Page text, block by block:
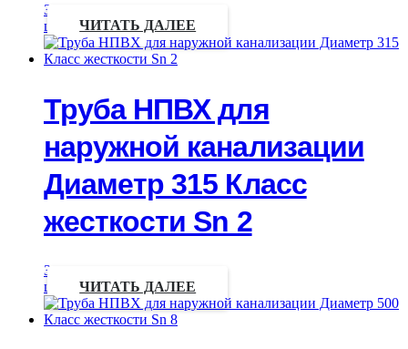
Запрос
цены
ЧИТАТЬ ДАЛЕЕ
Труба НПВХ для
наружной канализации
Диаметр 315 Класс
жесткости Sn 2
Запрос
цены
ЧИТАТЬ ДАЛЕЕ